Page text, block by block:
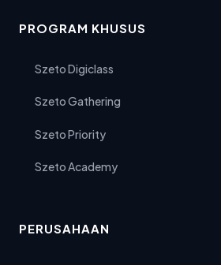
PROGRAM KHUSUS
Szeto Digiclass
Szeto Gathering
Szeto Priority
Szeto Academy
PERUSAHAAN